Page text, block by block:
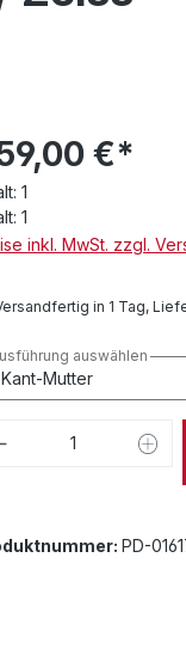
€*
1
1
inkl. MwSt. zzgl.
in 1 Tag,
auswählen
PD-